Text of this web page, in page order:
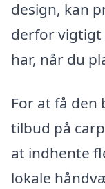
design, kan
derfor vigtigt
har, når du
For at få den
tilbud på
at indhente
lokale